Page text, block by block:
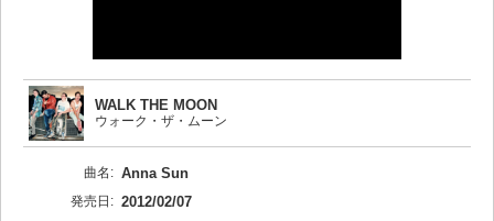
WALK THE MOON
ウォーク・ザ・ムーン
曲名: Anna Sun
発売日: 2012/02/07